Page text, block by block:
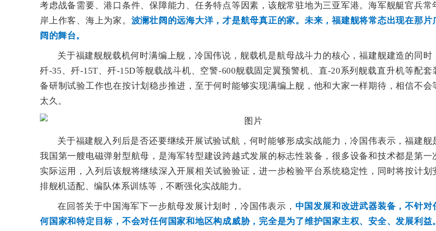
考虑战备需要、港口条件、保障能力、任务特点等因素，该舰常驻地为三亚军港。海军舰艇官兵常
岸上作客、海上为家。 波澜壮阔的远海大洋，才是航母真正的家。未来，福建舰将常态出现在那片
阔的舞台。
关于福建舰舰载机何时满编上舰，冷国伟说，舰载机是航母战斗力的核心，福建舰建造的同时
歼-35、歼-15T、歼-15D等舰载战斗机、空警-600舰载固定翼预警机、直-20系列舰载直升机等配套
备研制试验工作也在按计划稳步推进，至于何时能够实现满编上舰，他和大家一样期待，相信不会
太久。
关于福建舰入列后是否还要继续开展试验试航，何时能够形成实战能力，冷国伟表示，福建舰
我国第一艘电磁弹射型航母，是海军转型建设跨越式发展的标志性装备，很多设备和技术都是第一
实际运用，入列后该舰将继续深入开展相关试验验证，进一步检验平台系统稳定性，同时将按计划
排舰机适配、编队体系训练等，不断强化实战能力。
在回答关于中国海军下一步航母发展计划时，冷国伟表示， 中国发展和改进武器装备，不针对
何国家和特定目标，不会对任何国家和地区构成威胁，完全是为了维护国家主权、安全、发展利益。